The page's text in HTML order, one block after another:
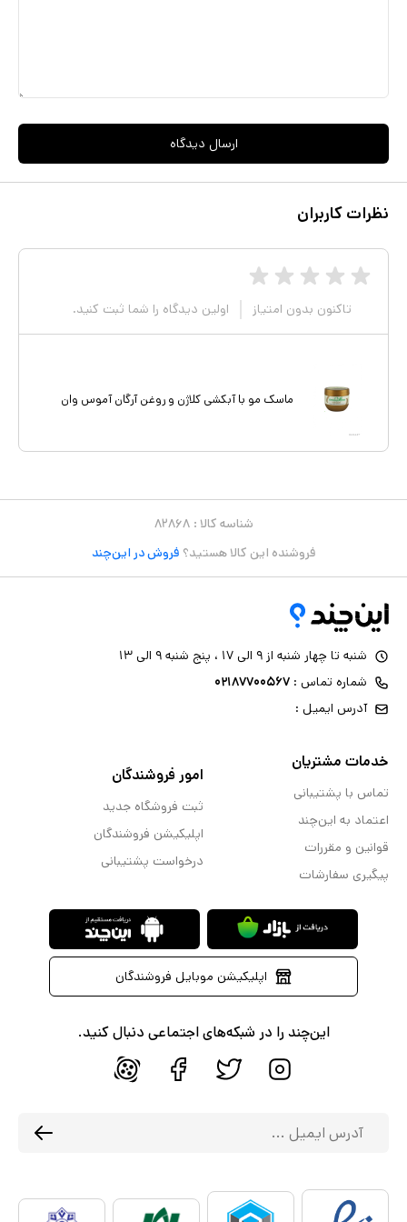
ارسال دیدگاه
نظرات کاربران
تاکنون بدون امتیاز اولین دیدگاه را شما ثبت کنید.
ماسک مو با آبکشی کلاژن و روغن آرگان آموس وان
شناسه کالا : ۸۲۸۶۸
فروشنده این کالا هستید؟ فروش در این‌چند
شنبه تا چهار شنبه از ۹ الی ۱۷ ، پنج شنبه ۹ الی ۱۳
شماره تماس : ۰۲۱۸۷۷۰۰۵۶۷
آدرس ایمیل :
خدمات مشتریان
تماس با پشتیبانی
اعتماد به این‌چند
قوانین و مقررات
پیگیری سفارشات
امور فروشندگان
ثبت فروشگاه جدید
اپلیکیشن فروشندگان
درخواست پشتیبانی
اپلیکیشن موبایل فروشندگان
این‌چند را در شبکه‌های اجتماعی دنبال کنید.